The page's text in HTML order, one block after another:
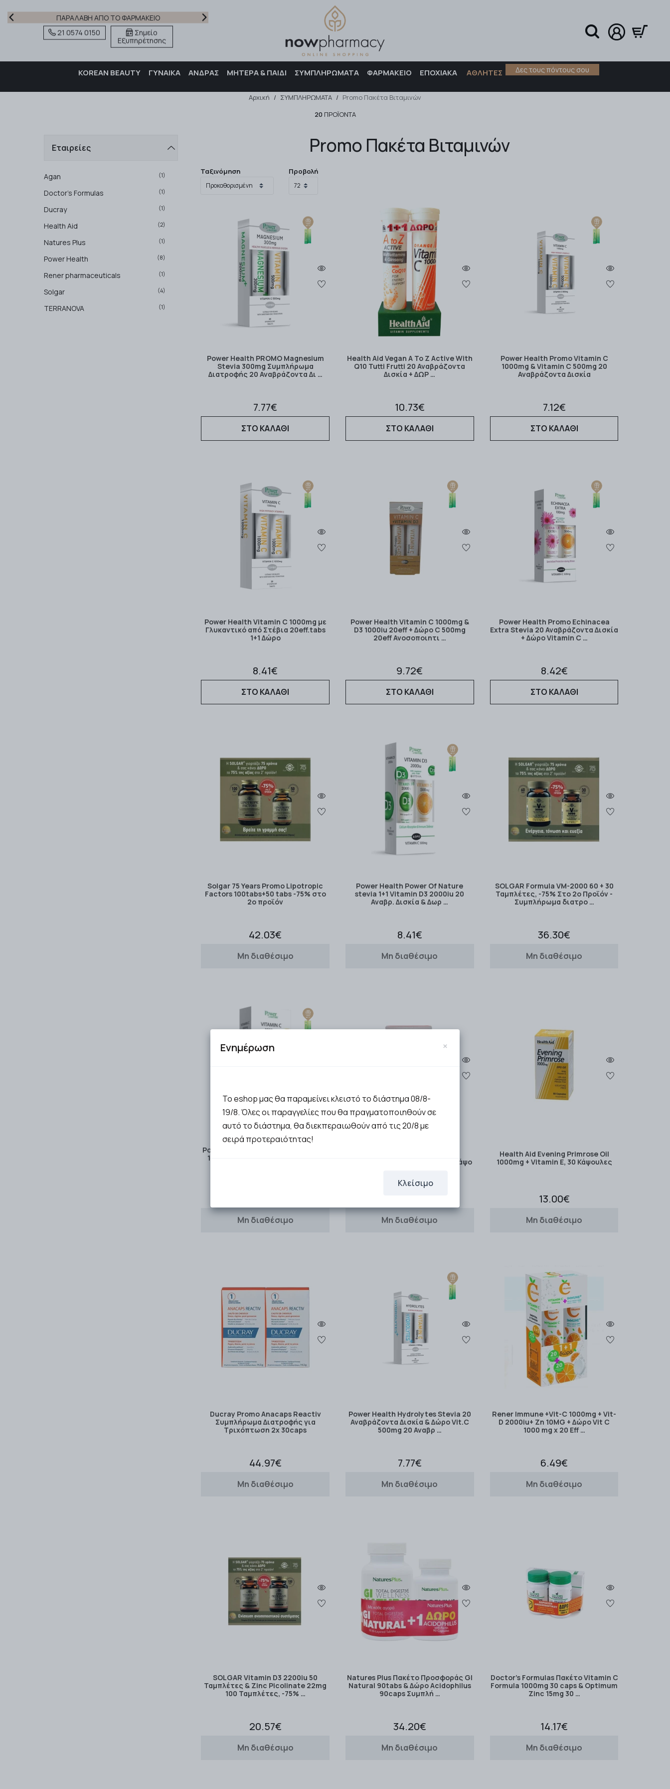
ΠΑΡΑΛΑΒΗ ΑΠΟ ΤΟ ΦΑΡΜΑΚΕΙΟ
21 0574 0150
Σημείο
Εξυπηρέτησης
KOREAN BEAUTY ΓΥΝΑΙΚΑ ΑΝΔΡΑΣ ΜΗΤΕΡΑ & ΠΑΙΔΙ ΣΥΜΠΛΗΡΩΜΑΤΑ ΦΑΡΜΑΚΕΙΟ ΕΠΟΧΙΑΚΑ ΑΘΛΗΤΕΣ Δες τους πόντους σου
Αναζήτηση
Αρχική / ΣΥΜΠΛΗΡΩΜΑΤΑ / Promo Πακέτα Βιταμινών
20 ΠΡΟΪΌΝΤΑ
Εταιρείες
Agan (1)
Doctor's Formulas (1)
Ducray (1)
Health Aid (2)
Natures Plus (1)
Power Health (8)
Rener pharmaceuticals (1)
Solgar (4)
TERRANOVA (1)
Promo Πακέτα Βιταμινών
Ταξινόμηση Προβολή
Power Health PROMO Magnesium
Stevia 300mg Συμπλήρωμα
Διατροφής 20 Αναβράζοντα Δι …
7.77€
ΣΤΟ ΚΑΛΑΘΙ
Health Aid Vegan A To Z Αctive With
Q10 Tutti Frutti 20 Αναβράζοντα
Δισκία + ΔΩΡ …
10.73€
ΣΤΟ ΚΑΛΑΘΙ
Power Health Promo Vitamin C
1000mg & Vitamin C 500mg 20
Αναβράζοντα Δισκία
7.12€
ΣΤΟ ΚΑΛΑΘΙ
Power Health Vitamin C 1000mg με
Γλυκαντικό από Στέβια 20eff.tabs
1+1 Δώρο
8.41€
ΣΤΟ ΚΑΛΑΘΙ
Power Health Vitamin C 1000mg &
D3 1000iu 20eff + Δώρο C 500mg
20eff Ανοσοποιητι …
9.72€
ΣΤΟ ΚΑΛΑΘΙ
Power Health Promo Echinacea
Extra Stevia 20 Αναβράζοντα Δισκία
+ Δώρο Vitamin C …
8.42€
ΣΤΟ ΚΑΛΑΘΙ
Solgar 75 Years Promo Lipotropic
Factors 100tabs+50 tabs -75% στο
2ο προϊόν
42.03€
Μη διαθέσιμο
Power Health Power Of Nature
stevia 1+1 Vitamin D3 2000iu 20
Αναβρ. Δισκία & Δωρ …
8.41€
Μη διαθέσιμο
SOLGAR Formula VM-2000 60 + 30
Ταμπλέτες, -75% Στο 2ο Προϊόν -
Συμπλήρωμα διατρο …
36.30€
Μη διαθέσιμο
Power Health 1+1 ΔΩΡΟ με Vitamin C
1.000mg με Στέβια Αναβράζουσα
Μη διαθέσιμο
Συμπλήρωμα Προβιοτικών 50 Kάψο
Μη διαθέσιμο
Health Aid Evening Primrose Oil
1000mg + Vitamin E, 30 Κάψουλες
13.00€
Μη διαθέσιμο
Ducray Promo Anacaps Reactiv
Συμπλήρωμα Διατροφής για
Τριχόπτωση 2x 30caps
44.97€
Μη διαθέσιμο
Power Health Hydrolytes Stevia 20
Αναβράζοντα Δισκία & Δώρο Vit.C
500mg 20 Αναβρ …
7.77€
Μη διαθέσιμο
Rener Immune +Vit-C 1000mg + Vit-
D 2000iu+ Zn 10MG + Δώρο Vit C
1000 mg x 20 Eff …
6.49€
Μη διαθέσιμο
SOLGAR Vitamin D3 2200iu 50
Ταμπλέτες & Zinc Picolinate 22mg
100 Ταμπλέτες, -75% …
20.57€
Μη διαθέσιμο
Natures Plus Πακέτο Προσφοράς GI
Natural 90tabs & Δώρο Acidophilus
90caps Συμπλή …
34.20€
Μη διαθέσιμο
Doctor's Formulas Πακέτο Vitamin C
Formula 1000mg 30 caps & Optimum
Zinc 15mg 30 …
14.17€
Μη διαθέσιμο
Ενημέρωση ×
Το eshop μας θα παραμείνει κλειστό το διάστημα 08/8-
19/8. Όλες οι παραγγελίες που θα πραγματοποιηθούν σε
αυτό το διάστημα, θα διεκπεραιωθούν από τις 20/8 με
σειρά προτεραιότητας!
Κλείσιμο